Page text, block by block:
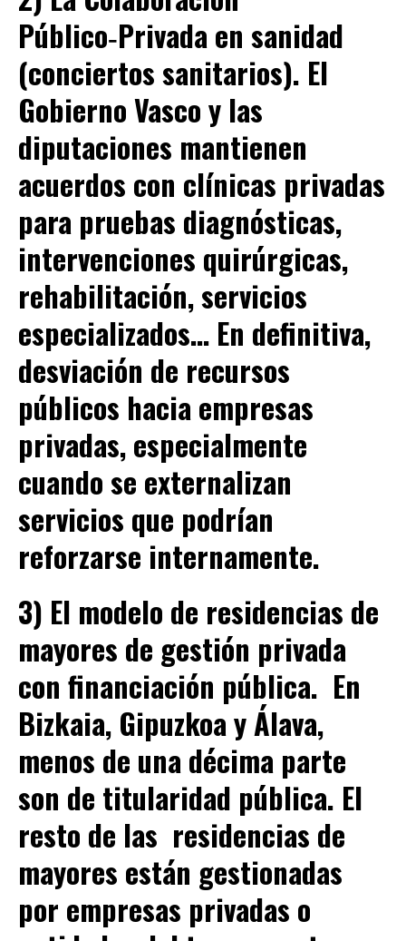
Público‑Privada en sanidad
(conciertos sanitarios). El
Gobierno Vasco y las
diputaciones mantienen
acuerdos con clínicas privadas
para pruebas diagnósticas,
intervenciones quirúrgicas,
rehabilitación, servicios
especializados… En definitiva,
desviación de recursos
públicos hacia empresas
privadas, especialmente
cuando se externalizan
servicios que podrían
reforzarse internamente.
3) El modelo de residencias de
mayores de gestión privada
con financiación pública. En
Bizkaia, Gipuzkoa y Álava,
menos de una décima parte
son de titularidad pública. El
resto de las residencias de
mayores están gestionadas
por empresas privadas o